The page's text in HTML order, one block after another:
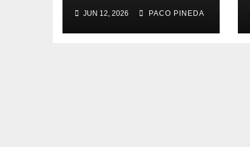
(2)JUN 12, 2026 PACO PINEDA